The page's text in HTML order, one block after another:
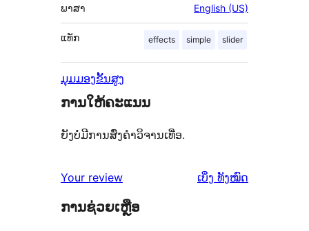
ພາສາ English (US)
ແທັກ effects simple slider
ມຸມມອງຂັ້ນສູງ
ການໃຫ້ຄະແນນ
ຍັງບໍ່ມີການສົ່ງຄຳວິຈານເທື່ອ.
Your review ເບິ່ງ ຄຳ
ທັງໝົດ
ການຊ່ວຍເຫຼືອ